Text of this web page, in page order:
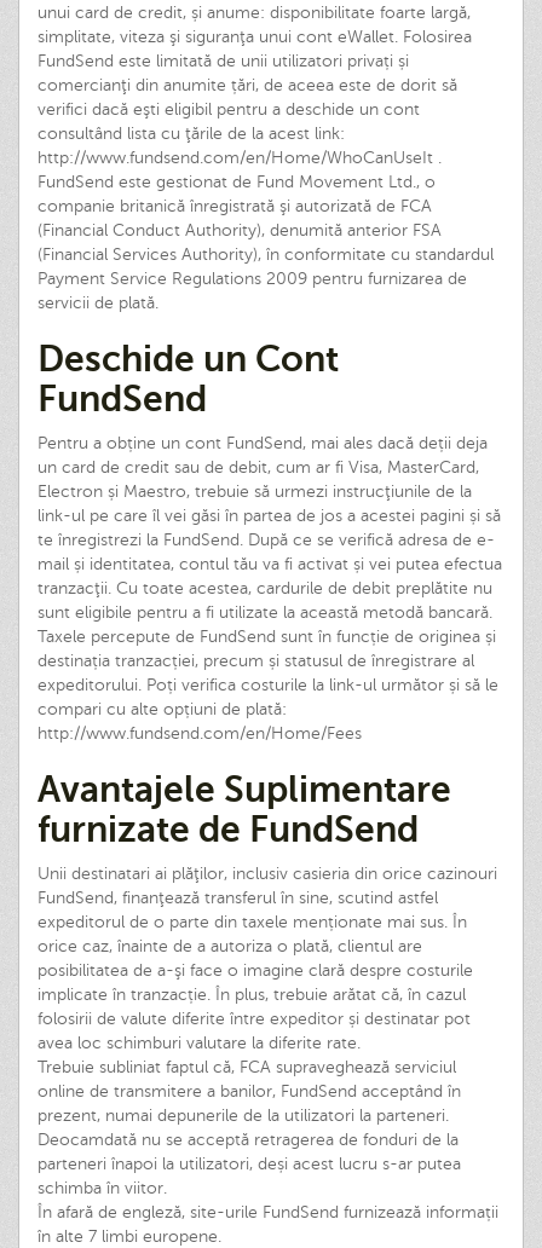
unui card de credit, și anume: disponibilitate foarte largă,
simplitate, viteza şi siguranţa unui cont eWallet. Folosirea
FundSend este limitată de unii utilizatori privați și
comercianţi din anumite țări, de aceea este de dorit să
verifici dacă eşti eligibil pentru a deschide un cont
consultând lista cu ţările de la acest link:
http://www.fundsend.com/en/Home/WhoCanUseIt .
FundSend este gestionat de Fund Movement Ltd., o
companie britanică înregistrată şi autorizată de FCA
(Financial Conduct Authority), denumită anterior FSA
(Financial Services Authority), în conformitate cu standardul
Payment Service Regulations 2009 pentru furnizarea de
servicii de plată.
Deschide un Cont
FundSend
Pentru a obține un cont FundSend, mai ales dacă deții deja
un card de credit sau de debit, cum ar fi Visa, MasterCard,
Electron și Maestro, trebuie să urmezi instrucţiunile de la
link-ul pe care îl vei găsi în partea de jos a acestei pagini și să
te înregistrezi la FundSend. După ce se verifică adresa de e-
mail și identitatea, contul tău va fi activat și vei putea efectua
tranzacţii. Cu toate acestea, cardurile de debit preplătite nu
sunt eligibile pentru a fi utilizate la această metodă bancară.
Taxele percepute de FundSend sunt în funcție de originea și
destinația tranzacției, precum și statusul de înregistrare al
expeditorului. Poți verifica costurile la link-ul următor și să le
compari cu alte opțiuni de plată:
http://www.fundsend.com/en/Home/Fees
Avantajele Suplimentare
furnizate de FundSend
Unii destinatari ai plăţilor, inclusiv casieria din orice cazinouri
FundSend, finanţează transferul în sine, scutind astfel
expeditorul de o parte din taxele menționate mai sus. În
orice caz, înainte de a autoriza o plată, clientul are
posibilitatea de a-şi face o imagine clară despre costurile
implicate în tranzacție. În plus, trebuie arătat că, în cazul
folosirii de valute diferite între expeditor și destinatar pot
avea loc schimburi valutare la diferite rate.
Trebuie subliniat faptul că, FCA supraveghează serviciul
online de transmitere a banilor, FundSend acceptând în
prezent, numai depunerile de la utilizatori la parteneri.
Deocamdată nu se acceptă retragerea de fonduri de la
parteneri înapoi la utilizatori, deși acest lucru s-ar putea
schimba în viitor.
În afară de engleză, site-urile FundSend furnizează informații
în alte 7 limbi europene.